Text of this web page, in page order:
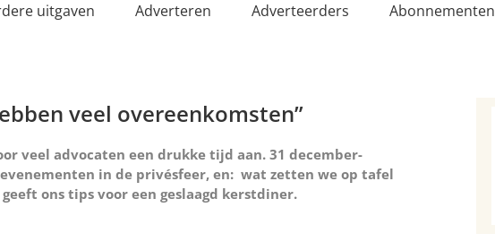
uitgaven Adverteren Adverteerders Abonnementen
veel overeenkomsten”
veel advocaten een drukke tijd aan. 31 december-
in de privésfeer, en: wat zetten we op tafel
ons tips voor een geslaagd kerstdiner.